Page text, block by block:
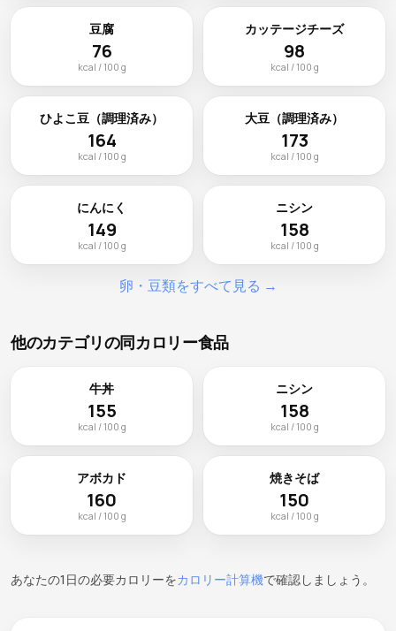
豆腐
76
kcal / 100 g
カッテージチーズ
98
kcal / 100 g
ひよこ豆（調理済み）
164
kcal / 100 g
大豆（調理済み）
173
kcal / 100 g
にんにく
149
kcal / 100 g
ニシン
158
kcal / 100 g
卵・豆類をすべて見る →
他のカテゴリの同カロリー食品
牛丼
155
kcal / 100 g
ニシン
158
kcal / 100 g
アボカド
160
kcal / 100 g
焼きそば
150
kcal / 100 g
あなたの1日の必要カロリーをカロリー計算機で確認しましょう。